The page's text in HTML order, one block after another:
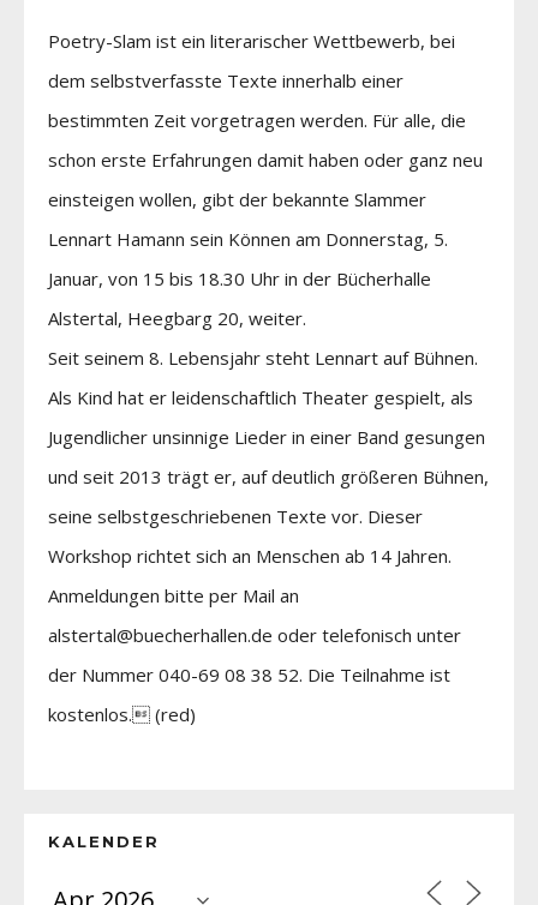
Poetry-Slam ist ein literarischer Wettbewerb, bei
dem selbstverfasste Texte innerhalb einer
bestimmten Zeit vorgetragen werden. Für alle, die
schon erste Erfahrungen damit haben oder ganz neu
einsteigen wollen, gibt der bekannte Slammer
Lennart Hamann sein Können am Donnerstag, 5.
Januar, von 15 bis 18.30 Uhr in der Bücherhalle
Alstertal, Heegbarg 20, weiter.
Seit seinem 8. Lebensjahr steht Lennart auf Bühnen.
Als Kind hat er leidenschaftlich Theater gespielt, als
Jugendlicher unsinnige Lieder in einer Band gesungen
und seit 2013 trägt er, auf deutlich größeren Bühnen,
seine selbstgeschriebenen Texte vor. Dieser
Workshop richtet sich an Menschen ab 14 Jahren.
Anmeldungen bitte per Mail an
alstertal@buecherhallen.de oder telefonisch unter
der Nummer 040-69 08 38 52. Die Teilnahme ist
kostenlos. (red)
KALENDER